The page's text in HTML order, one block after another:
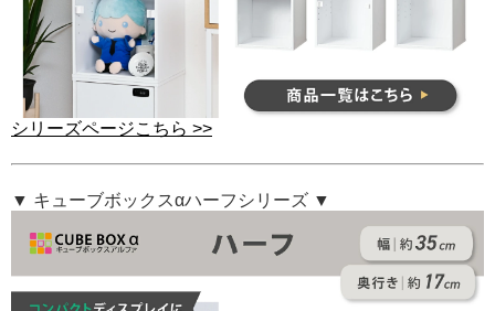
シリーズページこちら >>
▼ キューブボックスαハーフシリーズ ▼